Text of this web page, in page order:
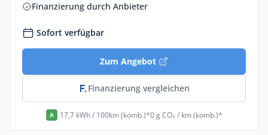
Finanzierung durch Anbieter
Sofort verfügbar
Zum Angebot
Finanzierung vergleichen
A 17,7 kWh / 100km (komb.)*0 g CO₂ / km (komb.)*